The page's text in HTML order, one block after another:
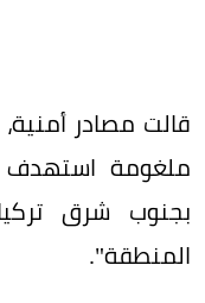
قالت مصادر
ملغومة
بجنوب شرق
المنطقة".